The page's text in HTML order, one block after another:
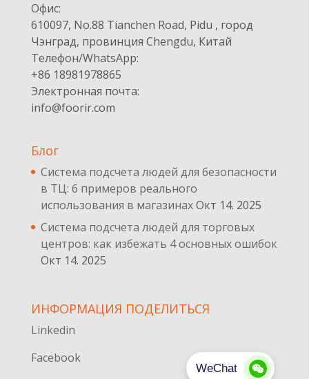
Офис:
610097, No.88 Tianchen Road, Pidu , город
Чэнград, провинция Chengdu, Китай
Телефон/WhatsApp:
+86 18981978865
Электронная почта:
info@foorir.com
Блог
Система подсчета людей для безопасности
в ТЦ: 6 примеров реального
использования в магазинахОкт 14. 2025
Система подсчета людей для торговых
центров: как избежать 4 основных ошибок
Окт 14. 2025
ИНФОРМАЦИЯ ПОДЕЛИТЬСЯ
Linkedin
Facebook